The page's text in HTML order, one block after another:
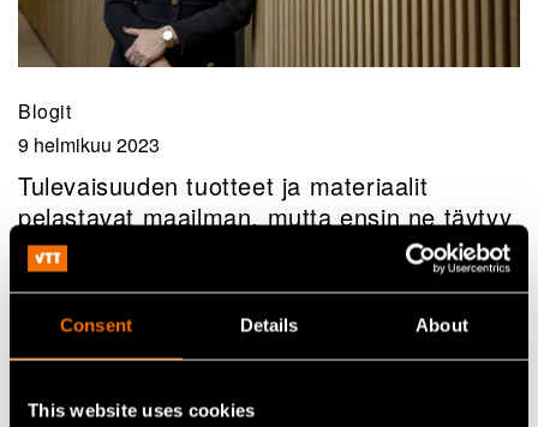
Consent Details About
This website uses cookies
Blogit
9 helmikuu 2023
Tulevaisuuden tuotteet ja materiaalit
pelastavat maailman, mutta ensin ne täytyy
keksiä ja kehittää